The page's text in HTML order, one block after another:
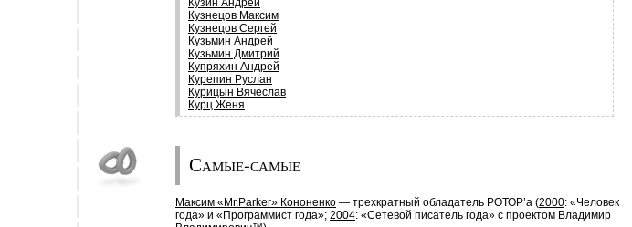
Кузин Андрей
Кузнецов Максим
Кузнецов Сергей
Кузьмин Андрей
Кузьмин Дмитрий
Купряхин Андрей
Курепин Руслан
Курицын Вячеслав
Курц Женя
Самые-самые
Максим «Mr.Parker» Кононенко — трехкратный обладатель РОТОР’a (2000: «Человек
года» и «Программист года»; 2004: «Сетевой писатель года» с проектом Владимир